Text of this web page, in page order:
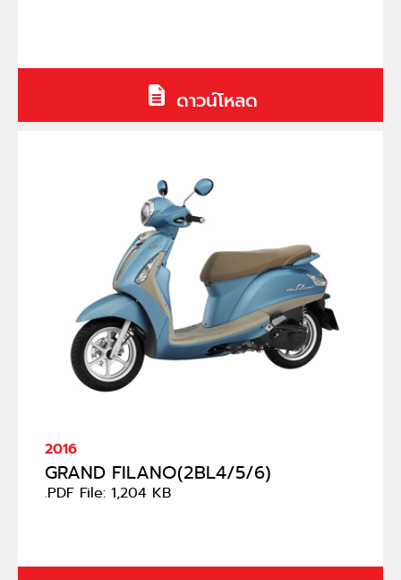
ดาวน์โหลด
2016
GRAND FILANO(2BL4/5/6)
.PDF File: 1,204 KB